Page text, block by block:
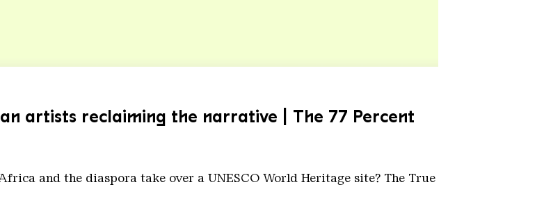
artists reclaiming the narrative | The 77 Percent
and the diaspora take over a UNESCO World Heritage site? The True